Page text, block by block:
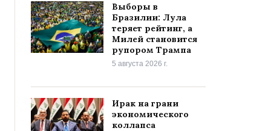
Выборы в
Бразилии: Лула
теряет рейтинг, а
Милей становится
рупором Трампа
5 августа 2026 г.
Ирак на грани
экономического
коллапса